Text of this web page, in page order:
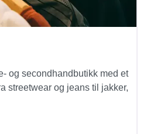
og secondhandbutikk med et
streetwear og jeans til jakker,